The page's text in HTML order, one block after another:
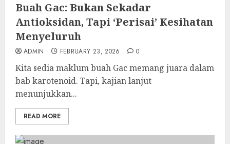
Buah Gac: Bukan Sekadar
Antioksidan, Tapi ‘Perisai’ Kesihatan
Menyeluruh
ADMIN FEBRUARY 23, 2026 0
Kita sedia maklum buah Gac memang juara dalam
bab karotenoid. Tapi, kajian lanjut
menunjukkan...
READ MORE